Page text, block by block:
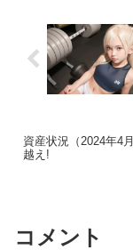
資産状況（2024年4
越え!
コメント